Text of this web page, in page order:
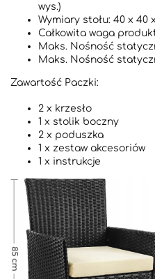
wys.)
Wymiary stołu: 40 x 40
Całkowita waga
Maks. Nośność
Maks. Nośność
Zawartość Paczki:
2 x krzesło
1 x stolik boczny
2 x poduszka
1 x zestaw akcesoriów
1 x instrukcje